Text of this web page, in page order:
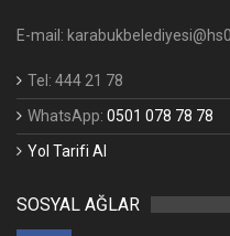
E-mail:
Tel: 444 21 78
WhatsApp: 0501 078 78 78
Yol Tarifi Al
SOSYAL AĞLAR